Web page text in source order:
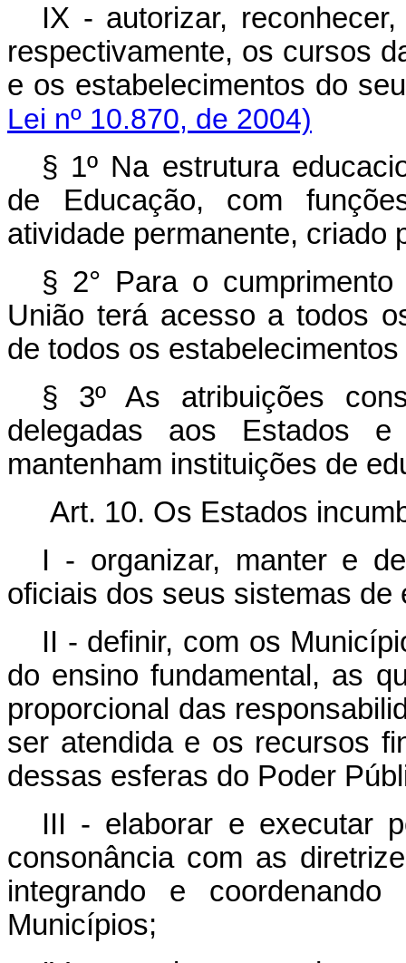
IX - autorizar,
respectivamente, os cursos
e os estabelecimentos
Lei nº 10.870, de 2004)
§ 1º Na estrutura
de Educação, com
atividade permanente, criado
§ 2° Para o
União terá acesso a todos
de todos os
§ 3º As atribuições
delegadas aos Estados
mantenham instituições de
Art. 10. Os Estados
I - organizar, manter e
oficiais dos seus sistemas de
II - definir, com os
do ensino fundamental, as
proporcional das
ser atendida e os recursos
dessas esferas do Poder
III - elaborar e executar
consonância com as
integrando e
Municípios;